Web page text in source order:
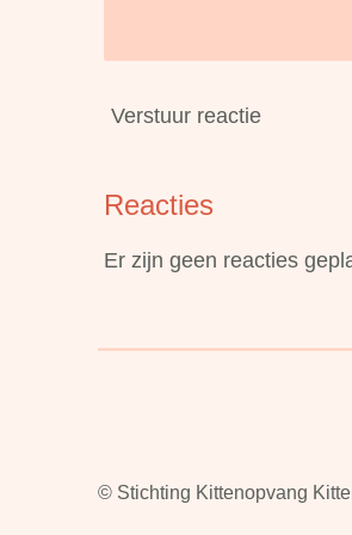
Verstuur reactie
Reacties
Er zijn geen reacties
© Stichting Kittenopvang